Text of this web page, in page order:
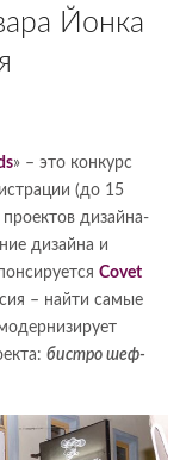
Йонка
» – это конкурс
(до 15
дизайна-
дизайна и
Covet
– найти самые
бистро шеф-